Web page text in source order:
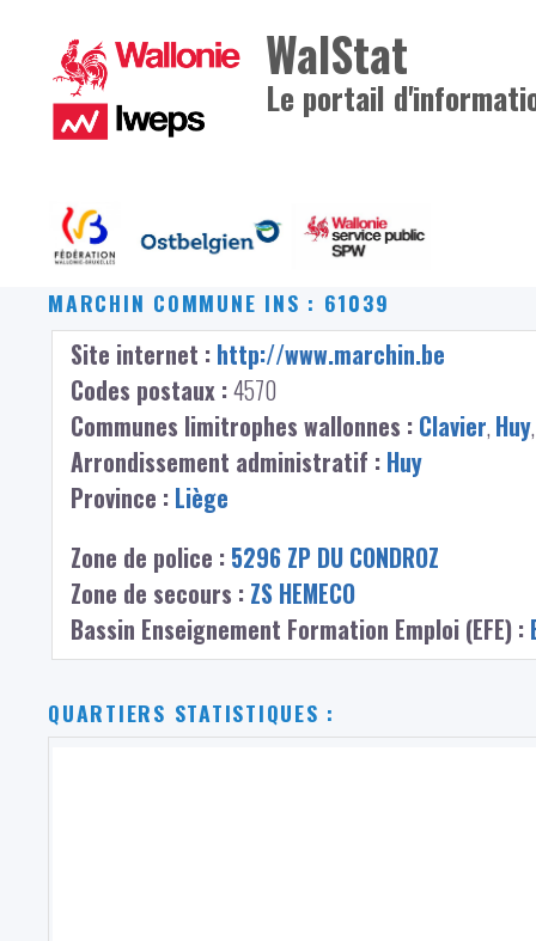
WalStat
Le portail
MARCHIN COMMUNE INS : 61039
Site internet : http://www.marchin.be
Codes postaux :4570
Communes limitrophes wallonnes : Clavier, Huy
Arrondissement administratif : Huy
Province : Liège
Zone de police : 5296 ZP DU CONDROZ
Zone de secours : ZS HEMECO
Bassin Enseignement Formation Emploi (EFE) :
QUARTIERS STATISTIQUES :